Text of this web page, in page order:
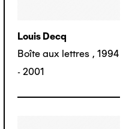
Louis Decq
Boîte aux lettres , 1994
- 2001